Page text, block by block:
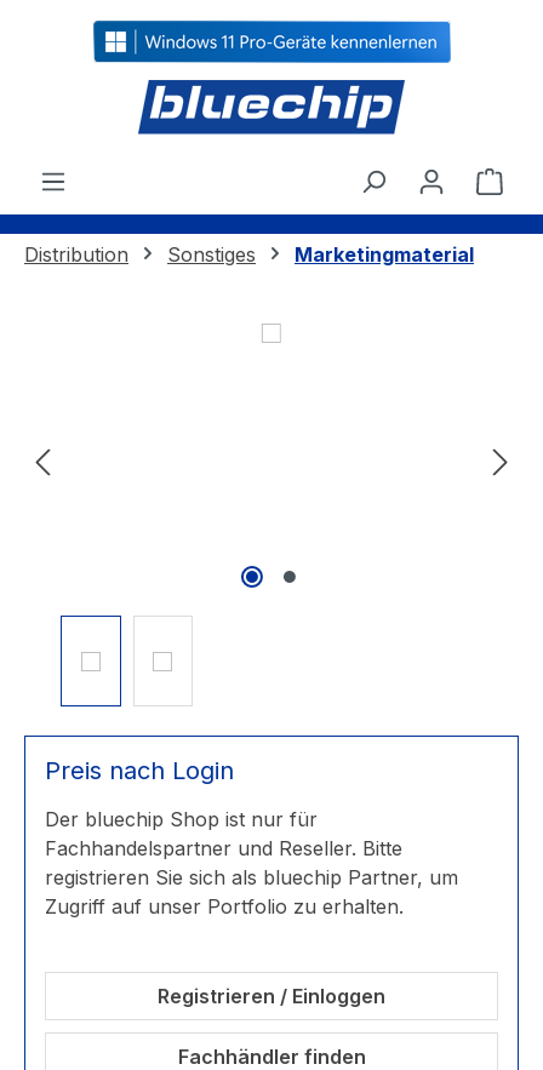
springen
Distribution Sonstiges Marketingmaterial
Bildergalerie überspringen
Preis nach Login
Der bluechip Shop ist nur für
Fachhandelspartner und Reseller. Bitte
registrieren Sie sich als bluechip Partner, um
Zugriff auf unser Portfolio zu erhalten.
Registrieren / Einloggen
Fachhändler finden